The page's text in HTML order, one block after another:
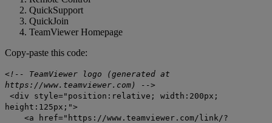
QuickSupport
QuickJoin
TeamViewer Homepage
Copy-paste this code:
<!-- TeamViewer logo (generated at
https://www.teamviewer.com) -->
<div style="position:relative; width:200px;
height:125px;">
<a href="https://www.teamviewer.com/link/?